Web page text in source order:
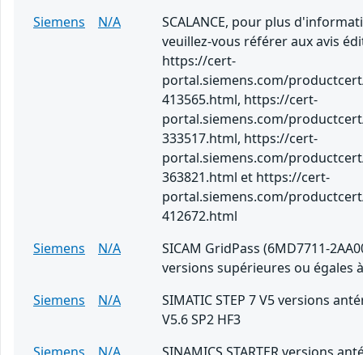
Siemens
N/A
SCALANCE, pour plus
veuillez-vous référer aux avis
https://cert-
portal.siemens.com/
413565.html, https://cert-
portal.siemens.com/
333517.html, https://cert-
portal.siemens.com/
363821.html et https://cert-
portal.siemens.com/
412672.html
Siemens
N/A
SICAM GridPass (6MD7711-
versions supérieures ou égales
Siemens
N/A
SIMATIC STEP 7 V5 versions
V5.6 SP2 HF3